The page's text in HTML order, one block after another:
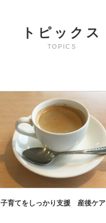
トピックス
TOPICS
子育てをしっかり支援 産後ケア